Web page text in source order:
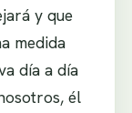
y que
medida
día a día
él